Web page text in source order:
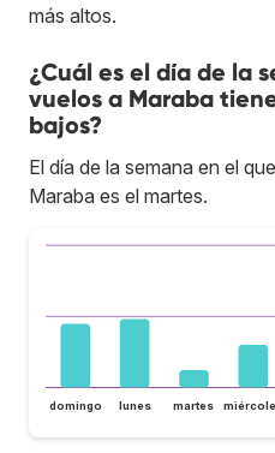
más altos.
¿Cuál es el día de la
vuelos a Maraba
bajos?
El día de la semana en el
Maraba es el martes.
domingo lunes martes